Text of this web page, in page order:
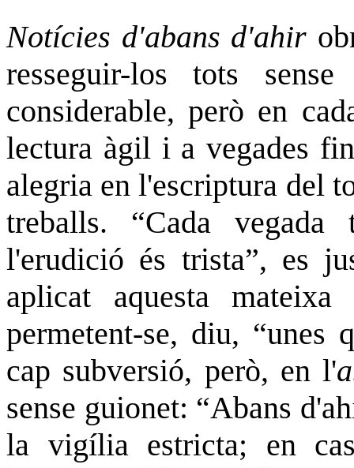
Notícies d'abans d'ahir
resseguir-los tots
considerable, però en
lectura àgil i a vegades
alegria en l'escriptura del
treballs. “Cada
l'erudició és trista”, es
aplicat aquesta
permetent-se, diu, “unes
cap subversió, però, en l'
sense guionet: “Abans
la vigília estricta; en